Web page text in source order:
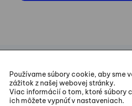
Používame súbory cookie, aby sme
zážitok z našej webovej stránky.
Viac informácií o tom, ktoré súbory
ich môžete vypnúť v nastaveniach.